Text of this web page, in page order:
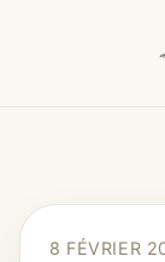
8 FÉVRIER